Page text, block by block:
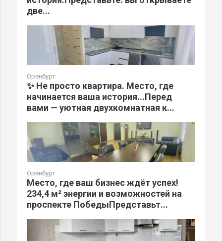
две...
Оренбург
✨ Не просто квартира. Место, где
начинается ваша история...Перед
вами — уютная двухкомнатная к...
Оренбург
Место, где ваш бизнес ждёт успех!
234,4 м² энергии и возможностей на
проспекте ПобедыПредставьт...